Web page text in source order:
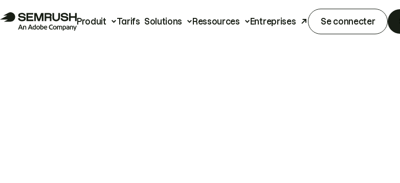
Produit Tarifs Solutions Ressources Entreprises Se connecter